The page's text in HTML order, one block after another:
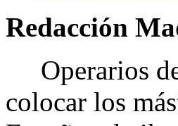
Redacción
Operarios
colocar los